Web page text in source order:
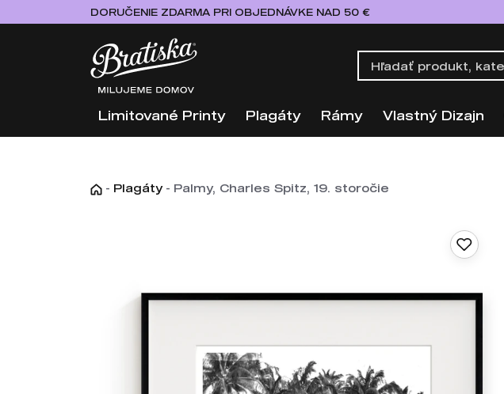
DORUČENIE ZDARMA PRI OBJEDNÁVKE NAD 50 €
Limitované Printy Plagáty Rámy Vlastný Dizajn
- Plagáty - Palmy, Charles Spitz, 19. storočie